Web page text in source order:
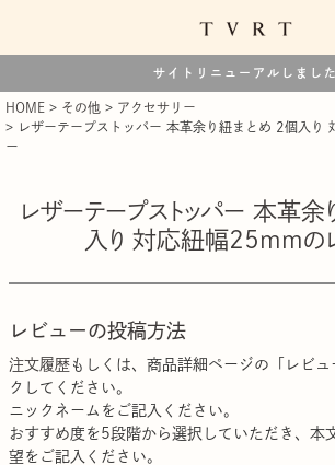
サイトリニューアルしました
HOME その他
アクセサリー
レザーテープストッパー 本革余り紐まとめ 2個入り
ー
レザーテープストッパー 本革余
入り 対応紐幅25mmの
レビューの投稿方法
注文履歴 もしくは、商品詳細ページの「レビュ
クしてください。
ニックネームをご記入ください。
おすすめ度を5段階から選択していただき、本
望をご記入ください。